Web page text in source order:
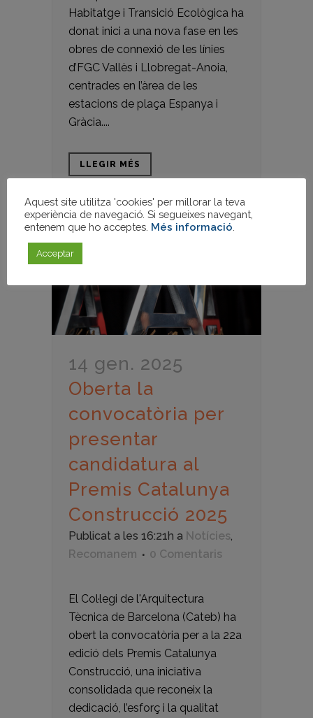
Habitatge i Transició Ecològica ha
donat inici a una nova fase en les
obres de connexió de les línies
d’FGC Vallès i Llobregat-Anoia,
centrades en l’àrea de les
estacions de plaça Espanya i
Gràcia....
LLEGIR MÉS
14 gen. 2025
Oberta la
convocatòria per
presentar
candidatura al
Premis Catalunya
Construcció 2025
Publicat a les 16:21h a Notícies,
Recomanem
0 Comentaris
El Col·legi de l'Arquitectura
Tècnica de Barcelona (Cateb) ha
obert la convocatòria per a la 22a
edició dels Premis Catalunya
Construcció, una iniciativa
consolidada que reconeix la
dedicació, l’esforç i la qualitat
Aquest site utilitza 'cookies' per millorar la teva
experiència de navegació. Si segueixes navegant,
entenem que ho acceptes. Més informació
Acceptar